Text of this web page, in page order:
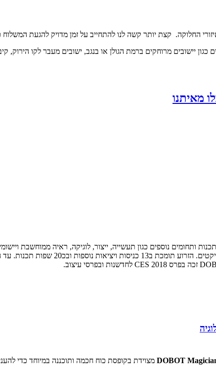
מאיתנו
המאפשרים הדפסת תלת מימד, חריטת לייזר,
DOBOT מצוידת בקופסת כוח חכמה ותוכננה במיוחד כדי